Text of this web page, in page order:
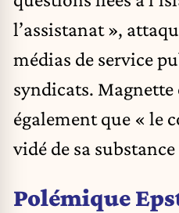
l’assistanat »,
médias de service
syndicats.
également que « le
vidé de sa substance
Polémique